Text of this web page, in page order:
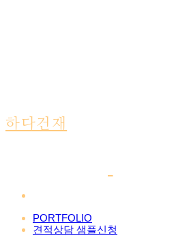
하다건재
PORTFOLIO
견적상담 샘플신청